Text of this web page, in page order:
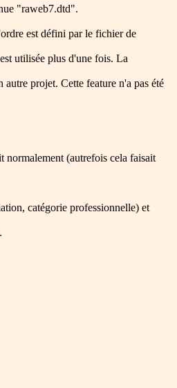
raweb7.dtd .
est défini par le fichier de
utilisée plus d'une fois. La
projet. Cette feature n'a pas été
normalement (autrefois cela faisait
catégorie professionnelle) et
.